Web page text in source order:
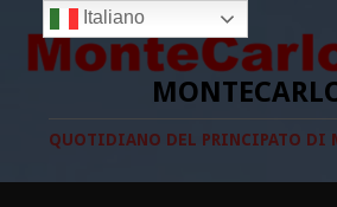
QUOTIDIANO DEL PRINCIPATO DI
Italiano